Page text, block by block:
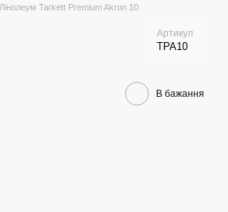
Лінолеум Tarkett Premium Akron 10
Артикул
TPA10
В бажання